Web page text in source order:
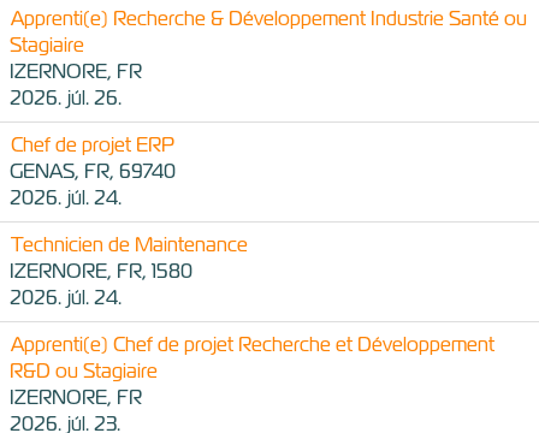
Apprenti(e) Recherche & Développement Industrie Santé ou
Stagiaire
IZERNORE, FR
2026. júl. 26.
Chef de projet ERP
GENAS, FR, 69740
2026. júl. 24.
Technicien de Maintenance
IZERNORE, FR, 1580
2026. júl. 24.
Apprenti(e) Chef de projet Recherche et Développement
R&D ou Stagiaire
IZERNORE, FR
2026. júl. 23.